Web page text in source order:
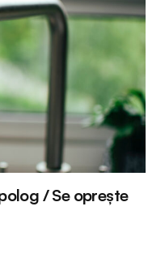
/ Se oprește